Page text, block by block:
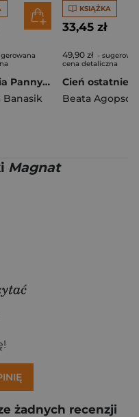
Pragnienia Panny Julii
Banasik
KSIĄŻKA
33,45 zł
49,90 zł -
cena detaliczna
Beata
Magnat
żadnych recenzji